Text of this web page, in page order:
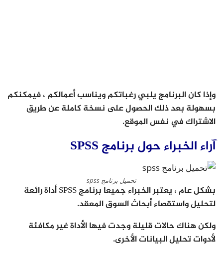
وإذا كان البرنامج يلبي رغباتكم ويناسب أعمالكم ، فيمكنكم
بسهولة بعد ذلك الحصول على نسخة كاملة عن طريق
الاشتراك في نفس الموقع.
آراء الخبراء حول برنامج SPSS
تحميل برنامج spss
بشكل عام ، يعتبر الخبراء جميعا برنامج SPSS أداة رائعة
لتحليل واستقصاء أبحاث السوق المعقد.
ولكن هناك حالات قليلة وجدت فيها الأداة غير مكافئة
لأدوات تحليل البيانات الأخرى.